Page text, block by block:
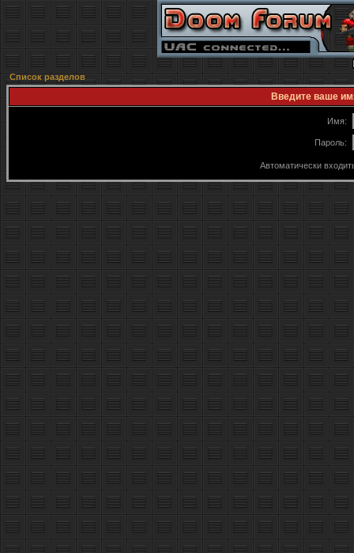
Список разделов
Введите ваше
Имя:
Пароль:
Автоматически